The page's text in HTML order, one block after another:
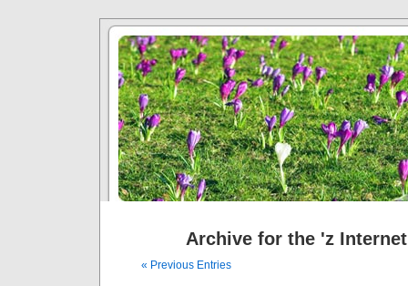
Archive for the 'z
« Previous Entries